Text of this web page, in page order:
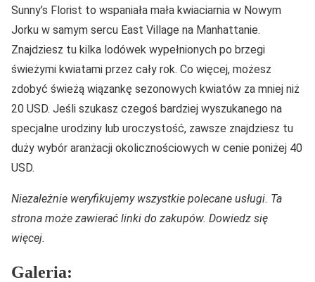
Sunny’s Florist to wspaniała mała kwiaciarnia w Nowym
Jorku w samym sercu East Village na Manhattanie.
Znajdziesz tu kilka lodówek wypełnionych po brzegi
świeżymi kwiatami przez cały rok. Co więcej, możesz
zdobyć świeżą wiązankę sezonowych kwiatów za mniej niż
20 USD. Jeśli szukasz czegoś bardziej wyszukanego na
specjalne urodziny lub uroczystość, zawsze znajdziesz tu
duży wybór aranżacji okolicznościowych w cenie poniżej 40
USD.
Niezależnie weryfikujemy wszystkie polecane usługi. Ta
strona może zawierać linki do zakupów. Dowiedz się
więcej.
Galeria: